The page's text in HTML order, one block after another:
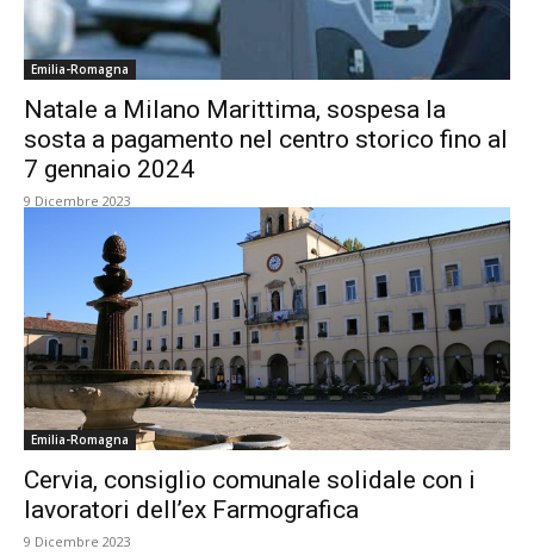
Emilia-Romagna
Natale a Milano Marittima, sospesa la
sosta a pagamento nel centro storico fino al
7 gennaio 2024
9 Dicembre 2023
Emilia-Romagna
Cervia, consiglio comunale solidale con i
lavoratori dell’ex Farmografica
9 Dicembre 2023